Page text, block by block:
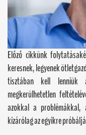
Előző cikkünk
keresnek, legyenek
tisztában kell lenniük
megkerülhetetlen
azokkal a problémákkal,
kizárólag az egyikre